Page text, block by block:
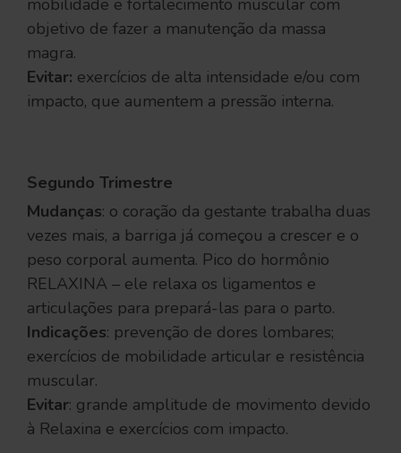
mobilidade e fortalecimento muscular com
objetivo de fazer a manutenção da massa
magra.
Evitar: exercícios de alta intensidade e/ou com
impacto, que aumentem a pressão interna.
Segundo Trimestre
Mudanças: o coração da gestante trabalha duas
vezes mais, a barriga já começou a crescer e o
peso corporal aumenta. Pico do hormônio
RELAXINA – ele relaxa os ligamentos e
articulações para prepará-las para o parto.
Indicações: prevenção de dores lombares;
exercícios de mobilidade articular e resistência
muscular.
Evitar: grande amplitude de movimento devido
à Relaxina e exercícios com impacto.